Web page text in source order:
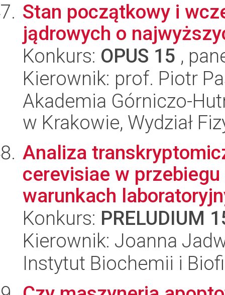
Stan początkowy i
jądrowych o
Konkurs: OPUS 15 ,
Kierownik: prof. Piotr
Akademia Górniczo-
w Krakowie, Wydział
Analiza
cerevisiae w
warunkach
Konkurs: PRELUDIUM
Kierownik: Joanna
Instytut Biochemii i